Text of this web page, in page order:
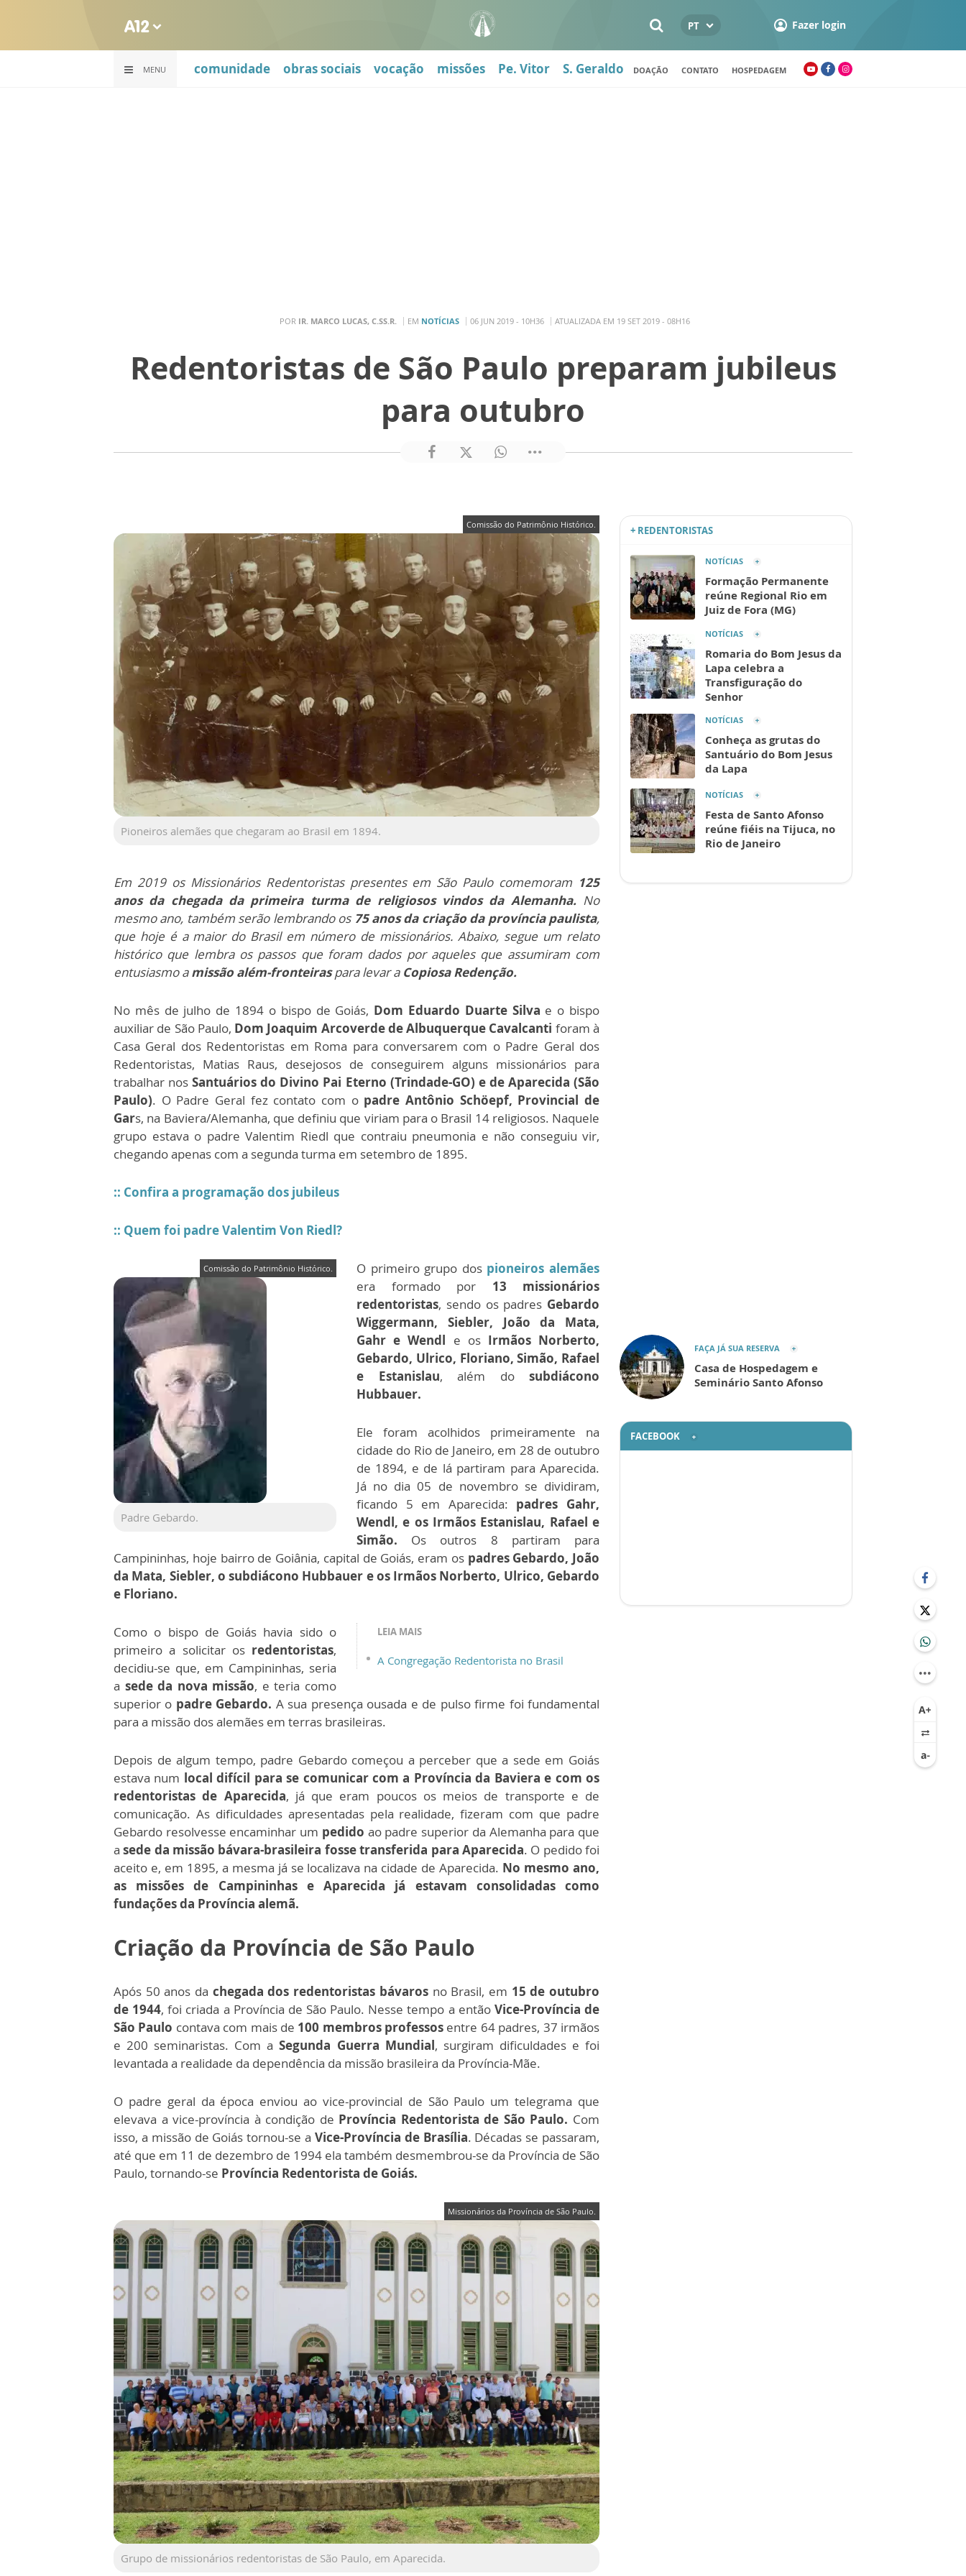
PT Fazer login
MENU comunidade obras sociais vocação missões Pe. Vitor S. Geraldo DOAÇÃO CONTATO HOSPEDAGEM
POR IR. MARCO LUCAS, C.SS.R. EM NOTÍCIAS 06 JUN 2019 - 10H36 ATUALIZADA EM 19 SET 2019 - 08H16
Redentoristas de São Paulo preparam jubileus
para outubro
Comissão do Patrimônio Histórico.
Pioneiros alemães que chegaram ao Brasil em 1894.
Em 2019 os Missionários Redentoristas presentes em São Paulo comemoram 125
anos da chegada da primeira turma de religiosos vindos da Alemanha.No
mesmo ano, também serão lembrando os 75 anos da criação da província paulista,
que hoje é a maior do Brasil em número de missionários. Abaixo, segue um relato
histórico que lembra os passos que foram dados por aqueles que assumiram com
entusiasmo amissão além-fronteiraspara levar aCopiosa Redenção.
No mês de julho de 1894 o bispo de Goiás, Dom Eduardo Duarte Silva e o bispo
auxiliar de São Paulo, Dom Joaquim Arcoverde de Albuquerque Cavalcanti foram à
Casa Geral dos Redentoristas em Roma para conversarem com o Padre Geral dos
Redentoristas, Matias Raus, desejosos de conseguirem alguns missionários para
trabalhar nosSantuários do Divino Pai Eterno (Trindade-GO) e de Aparecida (São
Paulo). O Padre Geral fez contato com o padre Antônio Schöepf, Provincial de
Gars, na Baviera/Alemanha, que definiu que viriam para o Brasil 14 religiosos. Naquele
grupo estava o padre Valentim Riedl que contraiu pneumonia e não conseguiu vir,
chegando apenas com a segunda turma em setembro de 1895.
:: Confira a programação dos jubileus
:: Quem foi padre Valentim Von Riedl?
Comissão do Patrimônio Histórico.
Padre Gebardo.
O primeiro grupo dos pioneiros alemães
era formado por 13 missionários
redentoristas, sendo os padres Gebardo
Wiggermann, Siebler, João da Mata,
Gahr e Wendl e osIrmãos Norberto,
Gebardo, Ulrico, Floriano, Simão, Rafael
e Estanislau, além dosubdiácono
Hubbauer.
Ele foram acolhidos primeiramente na
cidade do Rio de Janeiro, em 28 de outubro
de 1894, e de lá partiram para Aparecida.
Já no dia 05 de novembro se dividiram,
ficando 5 em Aparecida: padres Gahr,
Wendl, e os Irmãos Estanislau, Rafael e
Simão. Os outros 8 partiram para
Campininhas, hoje bairro de Goiânia, capital de Goiás, eram os padres Gebardo, João
da Mata, Siebler, o subdiácono Hubbauer e os Irmãos Norberto, Ulrico, Gebardo
e Floriano.
LEIA MAIS
A Congregação Redentorista no Brasil
Como o bispo de Goiás havia sido o
primeiro a solicitar os redentoristas,
decidiu-se que, em Campininhas, seria
a sede da nova missão, e teria como
superior o padre Gebardo. A sua presença ousada e de pulso firme foi fundamental
para a missão dos alemães em terras brasileiras.
Depois de algum tempo, padre Gebardo começou a perceber que a sede em Goiás
estava num local difícil para se comunicar com a Província da Baviera e com os
redentoristas de Aparecida, já que eram poucos os meios de transporte e de
comunicação. As dificuldades apresentadas pela realidade, fizeram com que padre
Gebardo resolvesse encaminhar um pedido ao padre superior da Alemanha para que
asede da missão bávara-brasileira fosse transferida para Aparecida. O pedido foi
aceito e, em 1895, a mesma já se localizava na cidade de Aparecida. No mesmo ano,
as missões de Campininhas e Aparecida já estavam consolidadas como
fundações da Província alemã.
Criação da Província de São Paulo
Após 50 anos da chegada dos redentoristas bávarosno Brasil, em 15 de outubro
de 1944, foi criada a Província de São Paulo. Nesse tempo a então Vice-Província de
São Paulo contava com mais de 100 membros professos entre 64 padres, 37 irmãos
e 200 seminaristas. Com aSegunda Guerra Mundial, surgiram dificuldades e foi
levantada a realidade da dependência da missão brasileira da Província-Mãe.
O padre geral da época enviou ao vice-provincial de São Paulo um telegrama que
elevava a vice-província à condição de Província Redentorista de São Paulo. Com
isso, a missão de Goiás tornou-se a Vice-Província de Brasília. Décadas se passaram,
até que em 11 de dezembro de 1994 ela também desmembrou-se da Província de São
Paulo, tornando-se Província Redentorista de Goiás.
Missionários da Província de São Paulo.
Grupo de missionários redentoristas de São Paulo, em Aparecida.
FAÇA JÁ SUA RESERVA
Casa de Hospedagem e
Seminário Santo Afonso
+ REDENTORISTAS
NOTÍCIAS
Formação Permanente
reúne Regional Rio em
Juiz de Fora (MG)
NOTÍCIAS
Romaria do Bom Jesus da
Lapa celebra a
Transfiguração do
Senhor
NOTÍCIAS
Conheça as grutas do
Santuário do Bom Jesus
da Lapa
NOTÍCIAS
Festa de Santo Afonso
reúne fiéis na Tijuca, no
Rio de Janeiro
FACEBOOK